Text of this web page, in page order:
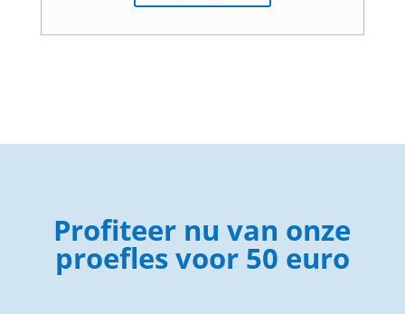
Profiteer nu van onze
proefles voor 50 euro